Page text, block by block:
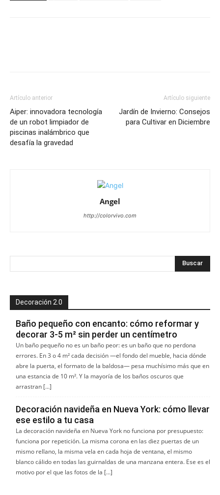
Artículo anterior
Aiper: innovadora tecnología
de un robot limpiador de
piscinas inalámbrico que
desafía la gravedad
Artículo siguiente
Jardín de Invierno: Consejos
para Cultivar en Diciembre
Angel
http://colorvivo.com
Decoración 2.0
Baño pequeño con encanto: cómo reformar y
decorar 3-5 m² sin perder un centímetro
Un baño pequeño no es un baño peor: es un baño que no perdona
errores. En 3 o 4 m² cada decisión —el fondo del mueble, hacia dónde
abre la puerta, el formato de la baldosa— pesa muchísimo más que en
una estancia de 10 m². Y la mayoría de los baños oscuros que
arrastran […]
Decoración navideña en Nueva York: cómo llevar
ese estilo a tu casa
La decoración navideña en Nueva York no funciona por presupuesto:
funciona por repetición. La misma corona en las diez puertas de un
mismo rellano, la misma vela en cada hoja de ventana, el mismo
blanco cálido en todas las guirnaldas de una manzana entera. Ese es el
motivo por el que las fotos de la […]